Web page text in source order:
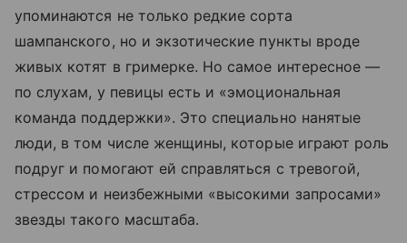
упоминаются не только редкие сорта
шампанского, но и экзотические пункты вроде
живых котят в гримерке. Но самое интересное —
по слухам, у певицы есть и «эмоциональная
команда поддержки». Это специально нанятые
люди, в том числе женщины, которые играют роль
подруг и помогают ей справляться с тревогой,
стрессом и неизбежными «высокими запросами»
звезды такого масштаба.